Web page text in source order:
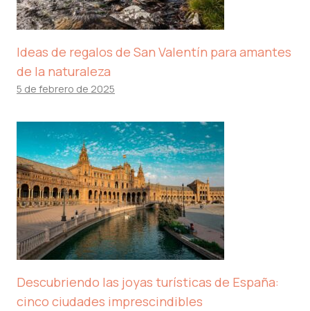
Ideas de regalos de San Valentín para amantes
de la naturaleza
5 de febrero de 2025
Descubriendo las joyas turísticas de España:
cinco ciudades imprescindibles